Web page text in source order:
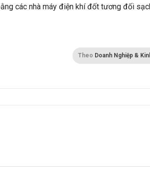
các nhà máy điện khí đốt tương đối
Theo Doanh Nghiệp &